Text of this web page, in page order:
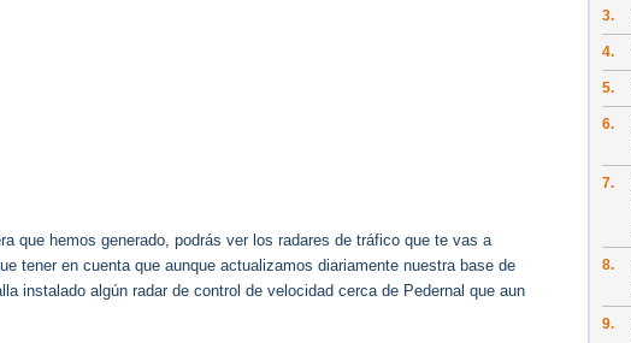
que hemos generado, podrás ver los radares de tráfico que te vas a
tener en cuenta que aunque actualizamos diariamente nuestra base de
instalado algún radar de control de velocidad cerca de Pedernal que aun
3.
4.
5.
6.
7.
8.
9.